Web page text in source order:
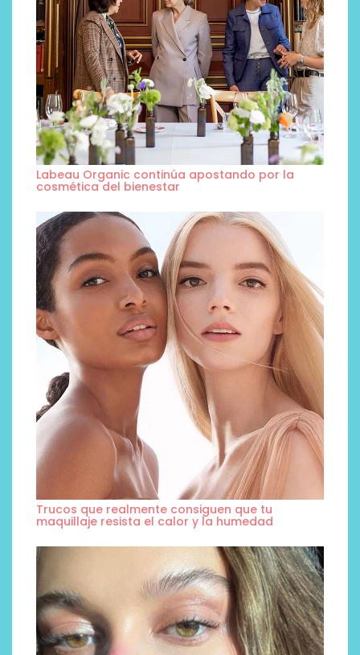
Labeau Organic continúa apostando por la
cosmética del bienestar
Trucos que realmente consiguen que tu
maquillaje resista el calor y la humedad